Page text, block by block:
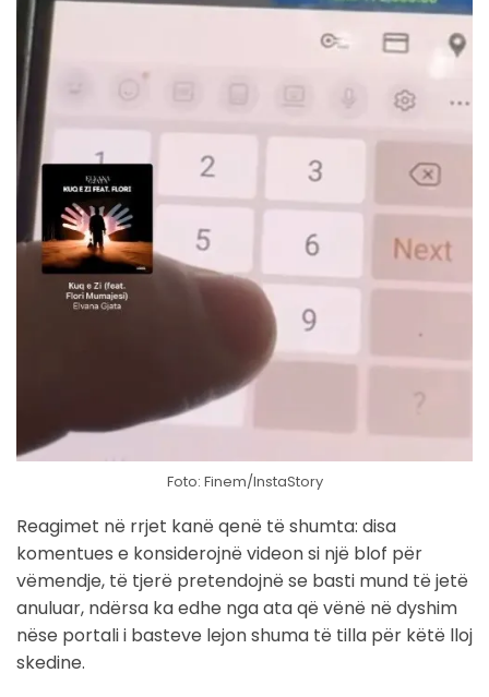
Foto: Finem/InstaStory
Reagimet në rrjet kanë qenë të shumta: disa
komentues e konsiderojnë videon si një blof për
vëmendje, të tjerë pretendojnë se basti mund të jetë
anuluar, ndërsa ka edhe nga ata që vënë në dyshim
nëse portali i basteve lejon shuma të tilla për këtë lloj
skedine.